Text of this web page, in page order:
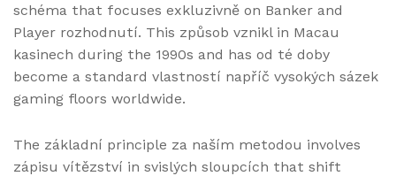
schéma that focuses exkluzivně on Banker and
Player rozhodnutí. This způsob vznikl in Macau
kasinech during the 1990s and has od té doby
become a standard vlastností napříč vysokých sázek
gaming floors worldwide.
The základní principle za naším metodou involves
zápisu vítězství in svislých sloupcích that shift